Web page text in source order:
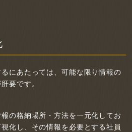
にあたっては、可能な限り情報の
要です。
の格納場所・方法を一元化してお
化し、その情報を必要とする社員